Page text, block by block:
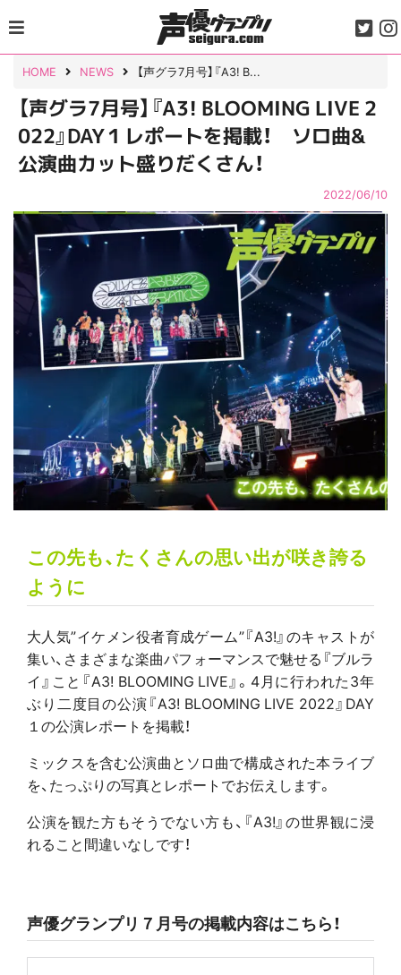
to
content
HOME NEWS 【声グラ7月号】『A3! B...
【声グラ7月号】『A3! BLOOMING LIVE 2
022』DAY１レポートを掲載！ ソロ曲&
公演曲カット盛りだくさん！
2022/06/10
この先も、たくさんの思い出が咲き誇る
ように
大人気”イケメン役者育成ゲーム”『A3!』のキャストが
集い、さまざまな楽曲パフォーマンスで魅せる『ブルラ
イ』こと『A3! BLOOMING LIVE』。4月に行われた3年
ぶり二度目の公演『A3! BLOOMING LIVE 2022』DAY
１の公演レポートを掲載！
ミックスを含む公演曲とソロ曲で構成された本ライブ
を、たっぷりの写真とレポートでお伝えします。
公演を観た方もそうでない方も、『A3!』の世界観に浸
れること間違いなしです！
声優グランプリ７月号の掲載内容はこちら！